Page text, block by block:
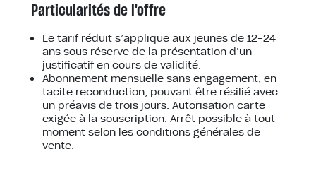
Particularités de l'offre
Le tarif réduit s’applique aux jeunes de 12-24
ans sous réserve de la présentation d’un
justificatif en cours de validité.
Abonnement mensuelle sans engagement, en
tacite reconduction, pouvant être résilié avec
un préavis de trois jours. Autorisation carte
exigée à la souscription. Arrêt possible à tout
moment selon les conditions générales de
vente.